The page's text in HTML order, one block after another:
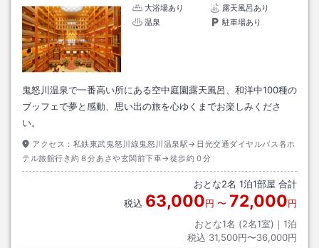
大浴場あり
露天風呂あり
温泉
駐車場あり
鬼怒川温泉で一番高い所にある空中庭園露天風呂、和洋中100種の
ブッフェで夢と感動、思い出の旅を心ゆくまでお楽しみくださ
い。
アクセス： 私鉄東武鬼怒川線鬼怒川温泉駅→日光交通ダイヤルバス各ホ
テル旅館行き約８分あさや玄関前下車→徒歩約０分
おとな2名 1泊1部屋 合計
税込 63,000円 〜 72,000円
おとな1名 (2名1室)｜ 1泊
税込 31,500円〜36,000円